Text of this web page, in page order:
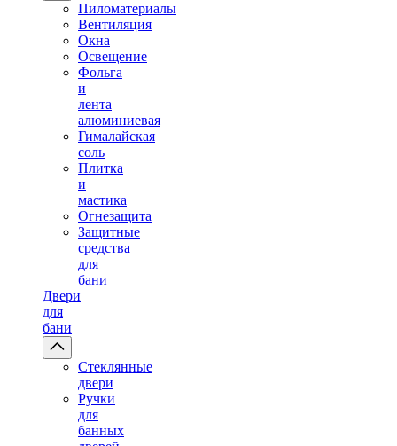
Пиломатериалы
Вентиляция
Окна
Освещение
Фольга
и
лента
алюминиевая
Гималайская
соль
Плитка
и
мастика
Огнезащита
Защитные
средства
для
бани
Двери
для
бани
Стеклянные
двери
Ручки
для
банных